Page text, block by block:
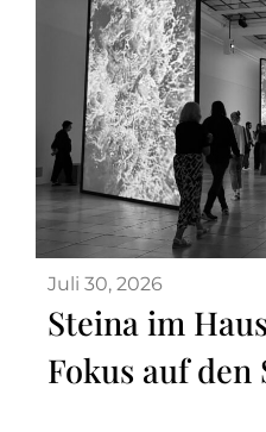
Juli 30, 2026
Steina im
Fokus auf den